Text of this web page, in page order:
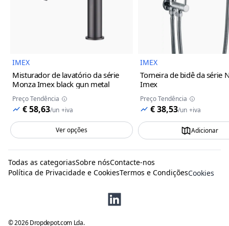
IMEX
Misturador de lavatório da série
Monza Imex black gun metal
Preço Tendência
€ 58,63/un +iva
Ver opções
IMEX
Torneira de bidê da série
Imex
Preço Tendência
€ 38,53/un +iva
Adicionar
©2026 Dropdepot.com Lda.
Todas as categoriasSobre nósContacte-nos
Política de Privacidade e CookiesTermos e CondiçõesCookies